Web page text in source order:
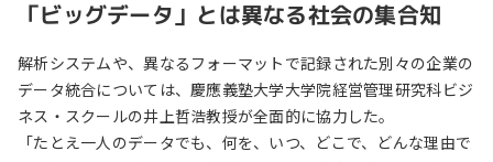
「ビッグデータ」とは異なる社会の集合知
解析システムや、異なるフォーマットで記録された別々の企業の
データ統合については、慶應義塾大学大学院経営管理研究科ビジ
ネス・スクールの井上哲浩教授が全面的に協力した。
「たとえ一人のデータでも、何を、いつ、どこで、どんな理由で